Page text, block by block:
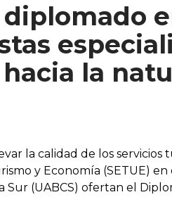
diplomado
la
la calidad de los servicios
y Economía (SETUE)
Sur (UABCS) ofertan el